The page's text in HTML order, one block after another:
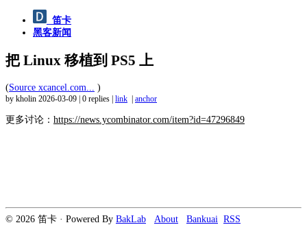
笛卡
黑客新闻
把 Linux 移植到 PS5 上
(Source xcancel.com... )
by kholin 2026-03-09 0 replies link anchor
更多讨论： https://news.ycombinator.com/item?id=47296849
© 2026 笛卡 · Powered By BakLab About Bankuai RSS